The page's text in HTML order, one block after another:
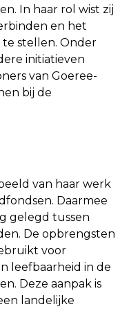
In haar rol wist zij
en het
stellen. Onder
initiatieven
van Goeree-
bij de
van haar werk
Daarmee
gelegd tussen
De opbrengsten
voor
leefbaarheid in de
Deze aanpak is
landelijke